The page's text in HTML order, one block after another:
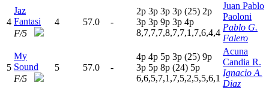
4
Jaz
Fantasi
F/5
4 57.0 -
2p 3p 3p 3p (25) 2p
3p 3p 9p 3p 4p
8,7,7,7,8,7,7,1,7,6,4,4
Juan Pablo
Paoloni
Pablo G.
Falero
5
My
Sound
F/5
5 57.0 -
4p 4p 5p 3p (25) 9p
3p 5p 8p (24) 5p
6,6,5,7,1,7,5,2,5,5,6,1
Acuna
Candia R.
Ignacio A.
Diaz